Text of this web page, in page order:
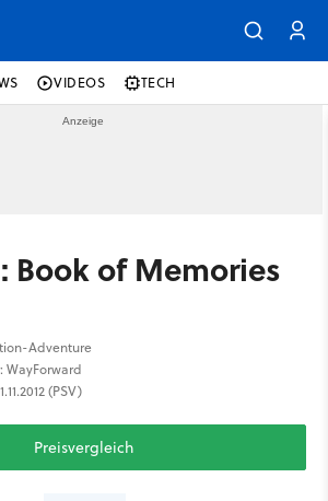
VIDEOS TECH
Book of Memories
Adventure
WayForward
(PSV)
Preisvergleich